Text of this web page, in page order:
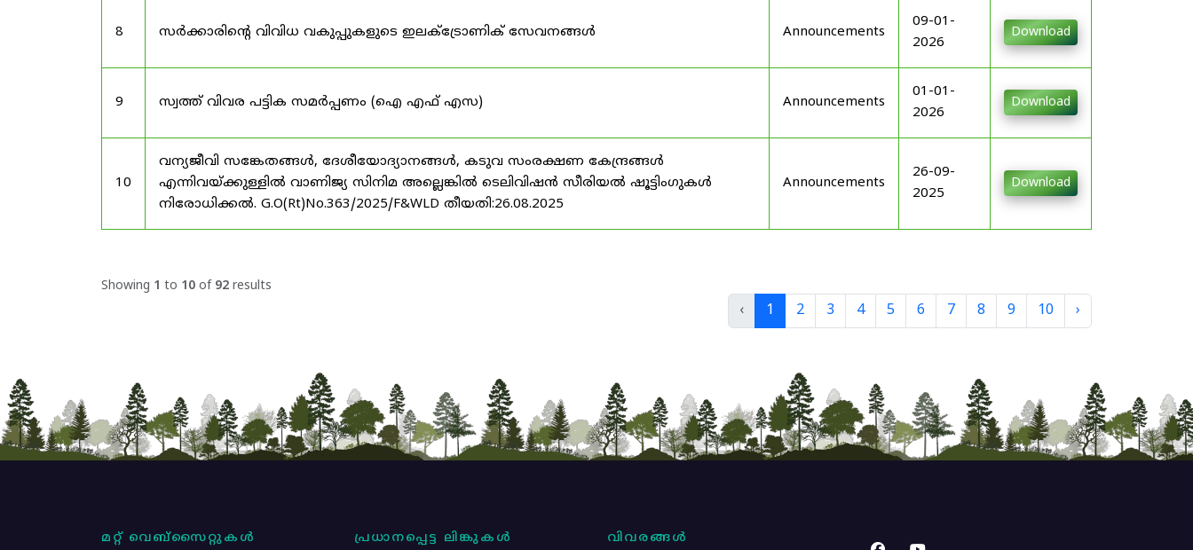
8 സർക്കാരിന്റെ വിവിധ വകുപ്പുകളുടെ ഇലക്ട്രോണിക് സേവനങ്ങൾ Announcements
09-01-
2026
Download
9 സ്വത്ത് വിവര പട്ടിക സമർപ്പണം (ഐ എഫ് എസ) Announcements
01-01-
2026
Download
10
വന്യജീവി സങ്കേതങ്ങൾ, ദേശീയോദ്യാനങ്ങൾ, കടുവ സംരക്ഷണ കേന്ദ്രങ്ങൾ
എന്നിവയ്ക്കുള്ളിൽ വാണിജ്യ സിനിമ അല്ലെങ്കിൽ ടെലിവിഷൻ സീരിയൽ ഷൂട്ടിംഗുകൾ
നിരോധിക്കൽ. G.O(Rt)No.363/2025/F&WLD തീയതി:26.08.2025
Announcements
26-09-
2025
Download
Showing 1 to 10 of 92 results
‹ 1 2 3 4 5 6 7 8 9 10 ›
മറ്റ് വെബ്സൈറ്റുകൾ പ്രധാനപ്പെട്ട ലിങ്കുകൾ വിവരങ്ങൾ